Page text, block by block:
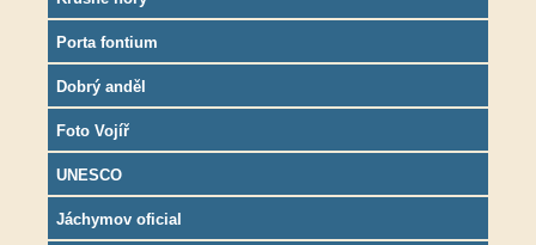
Porta fontium
Dobrý anděl
Foto Vojíř
UNESCO
Jáchymov oficial